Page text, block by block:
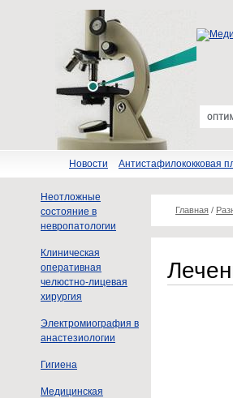
Новости Антистафилококковая
Неотложные
состояние в
невропатологии
Клиническая
оперативная
челюстно-лицевая
хирургия
Электромиография в
анастезиологии
Гигиена
Медицинская
Главная /